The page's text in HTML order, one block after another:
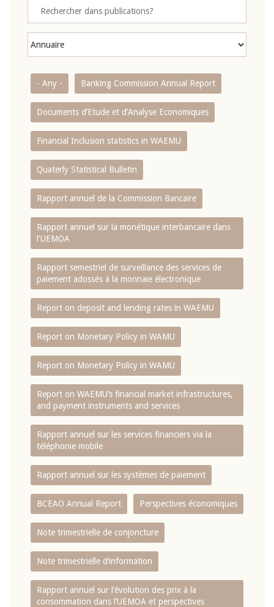
- Any - Banking Commission Annual Report
Documents d’Etude et d’Analyse Economiques
Financial Inclusion statistics in WAEMU
Quaterly Statistical Bulletin
Rapport annuel de la Commission Bancaire
Rapport annuel sur la monétique interbancaire dans
l'UEMOA
Rapport semestriel de surveillance des services de
paiement adossés à la monnaie électronique
Report on deposit and lending rates in WAEMU
Report on Monetary Policy in WAMU
Report on Monetary Policy in WAMU
Report on WAEMU’s financial market infrastructures,
and payment instruments and services
Rapport annuel sur les services financiers via la
téléphonie mobile
Rapport annuel sur les systèmes de paiement
BCEAO Annual Report Perspectives économiques
Note trimestrielle de conjoncture
Note trimestrielle d‘information
Rapport annuel sur l‘évolution des prix à la
consommation dans l‘UEMOA et perspectives